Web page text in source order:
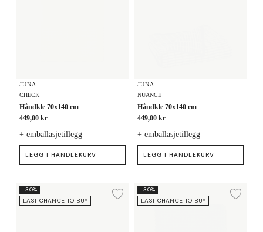
JUNA
CHECK
Håndkle 70x140 cm
449,00 kr
+ emballasjetillegg
LEGG I HANDLEKURV
JUNA
NUANCE
Håndkle 70x140 cm
449,00 kr
+ emballasjetillegg
LEGG I HANDLEKURV
Håndkle 50x100 cm
-30%
LAST CHANCE TO BUY
Legg til ønskeliste
Håndkle 70x140 cm
-30%
LAST CHANCE TO BUY